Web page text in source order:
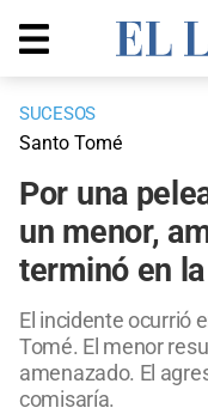
SUCESOS
Santo Tomé
Por una
un menor,
terminó en
El incidente ocurrió
Tomé. El menor
amenazado. El
comisaría.